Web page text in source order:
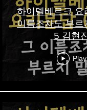
하이델베르크 요
이름조차도 부르
5 김현